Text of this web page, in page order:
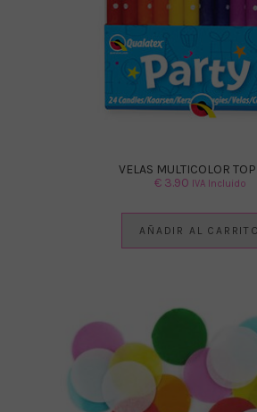
VELAS MULTICOLOR
€3.90 IVA Incluido
AÑADIR AL CARRITO